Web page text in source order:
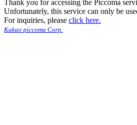
Thank you for accessing the Piccoma
Unfortunately, this service can only be
For inquiries, please click here.
Kakao piccoma Corp.